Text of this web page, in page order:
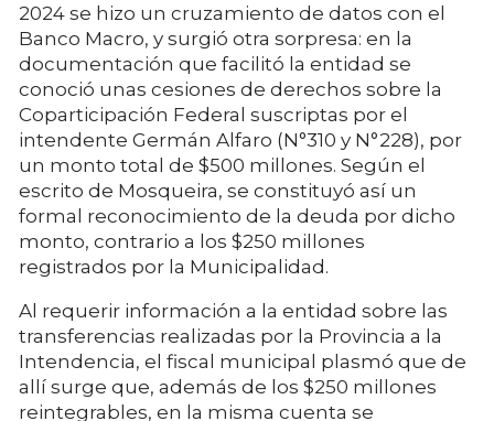
2024 se hizo un cruzamiento de datos con el
Banco Macro, y surgió otra sorpresa: en la
documentación que facilitó la entidad se
conoció unas cesiones de derechos sobre la
Coparticipación Federal suscriptas por el
intendente Germán Alfaro (N°310 y N°228), por
un monto total de $500 millones. Según el
escrito de Mosqueira, se constituyó así un
formal reconocimiento de la deuda por dicho
monto, contrario a los $250 millones
registrados por la Municipalidad.
Al requerir información a la entidad sobre las
transferencias realizadas por la Provincia a la
Intendencia, el fiscal municipal plasmó que de
allí surge que, además de los $250 millones
reintegrables, en la misma cuenta se